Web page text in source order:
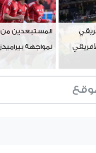
المستبعدين من
لمواجهة بيراميدز